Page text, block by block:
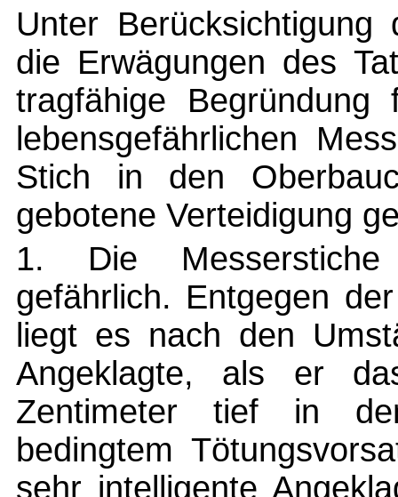
Unter Berücksichtigung
die Erwägungen des
tragfähige
lebensgefährlichen
Stich in den
gebotene Verteidigung
1. Die Messerstiche
gefährlich. Entgegen
liegt es nach den
Angeklagte, als er
Zentimeter tief in
bedingtem
sehr intelligente